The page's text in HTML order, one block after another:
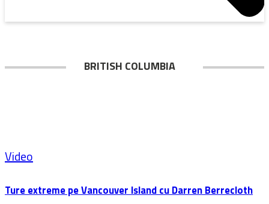
BRITISH COLUMBIA
Video
Ture extreme pe Vancouver Island cu Darren Berrecloth